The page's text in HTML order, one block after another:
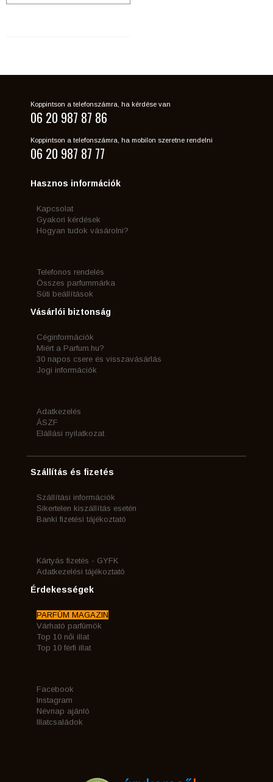
Koppintson a telefonszámra, ha kérdése van
06 20 987 87 86
Koppintson a telefonszámra, ha mobilon szeretne rendelni
06 20 987 87 77
Hasznos információk
Kapcsolat
Gyakori kérdések
Hogyan tudok vásárolni?
Telefonos rendelés
Összes parfummárka
Süti beállítások
Vásárlói biztonság
Céginformációk
Miért a Parfum.hu?
30 napos csere és visszavásárlás
Jogi információk
Adatkezelés
ÁSZF
Elállási nyilatkozat
Szállítás és fizetés
Szállítási információk
Sikertelen kiszállítás esetén
Banki fizetési tájékoztató
Kártyás fizetés - GYFK
Adatkezelési tájékoztató
Érdekességek
PARFÜM MAGAZIN
Várható parfümök
Top 10 női illat
Top 10 férfi illat
Facebook
Instagram
Névnap ajánló
Illatcsaládok